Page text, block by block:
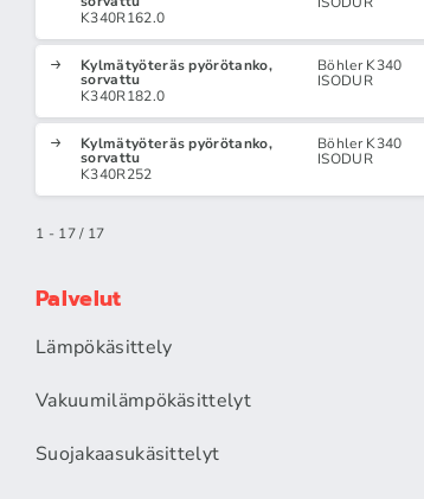
K340R162.0
Kylmätyöteräs pyörötanko,
sorvattu
K340R182.0
Böhler K340
ISODUR
Kylmätyöteräs pyörötanko,
sorvattu
K340R252
Böhler K340
ISODUR
1 - 17 / 17
Palvelut
Lämpökäsittely
Vakuumilämpökäsittelyt
Suojakaasukäsittelyt